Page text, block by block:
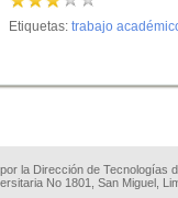
Etiquetas: trabajo
la Dirección de Tecnologías
No 1801, San Miguel,